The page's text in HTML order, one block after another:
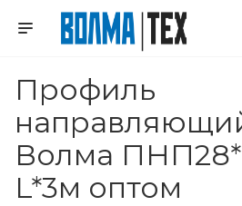
Профиль
Волма
L*3м оптом